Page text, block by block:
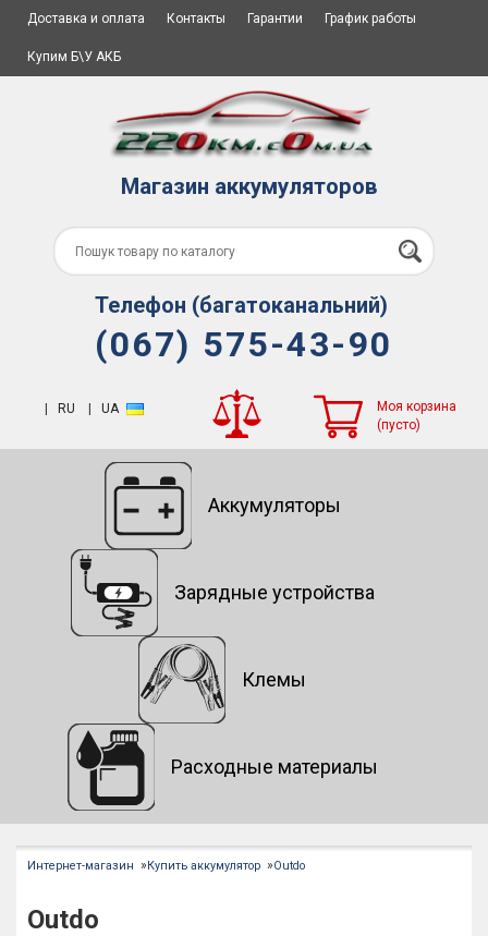
Доставка и оплата Контакты Гарантии График работы
Купим Б\У АКБ
Магазин аккумуляторов
Телефон (багатоканальний)
(067) 575-43-90
RU UA
Моя корзина
(пусто)
Аккумуляторы
Зарядные устройства
Клемы
Расходные материалы
Интернет-магазин »Купить аккумулятор »Outdo
Outdo